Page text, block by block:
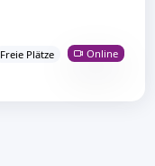
Freie Plätze Online